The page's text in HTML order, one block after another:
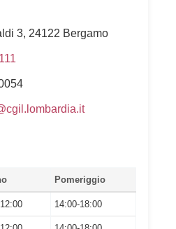
3, 24122 Bergamo
Pomeriggio
14:00-18:00